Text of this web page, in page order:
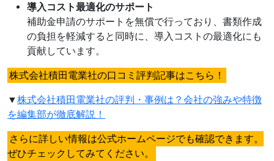
導入コスト最適化のサポート
補助金申請のサポートを無償で行っており、書類作成
の負担を軽減すると同時に、導入コストの最適化にも
貢献しています。
株式会社積田電業社の口コミ評判記事はこちら！
▼株式会社積田電業社の評判・事例は？会社の強みや特徴
を編集部が徹底解説！
さらに詳しい情報は公式ホームページでも確認できます。
ぜひチェックしてみてください。